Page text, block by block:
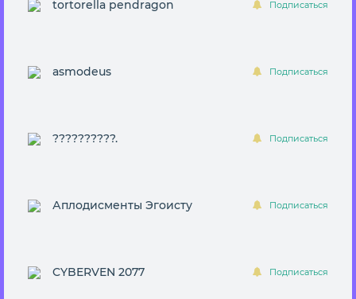
tortorella pendragon Подписаться
asmodeus Подписаться
??????????. Подписаться
Аплодисменты Эгоисту Подписаться
CYBERVEN 2077 Подписаться